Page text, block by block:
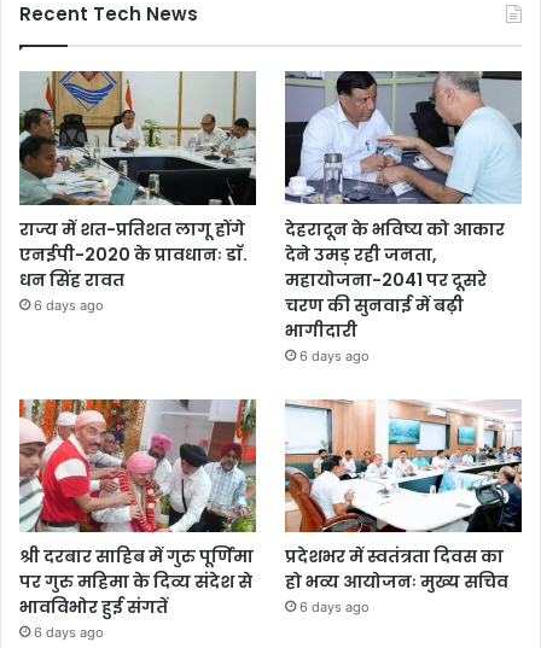
Recent Tech News
राज्य में शत-प्रतिशत लागू होंगे
एनईपी-2020 के प्रावधानः डाॅ.
धन सिंह रावत
6 days ago
देहरादून के भविष्य को आकार
देने उमड़ रही जनता,
महायोजना-2041 पर दूसरे
चरण की सुनवाई में बढ़ी
भागीदारी
6 days ago
श्री दरबार साहिब में गुरु पूर्णिमा
पर गुरु महिमा के दिव्य संदेश से
भावविभोर हुई संगतें
6 days ago
प्रदेशभर में स्वतंत्रता दिवस का
हो भव्य आयोजनः मुख्य सचिव
6 days ago